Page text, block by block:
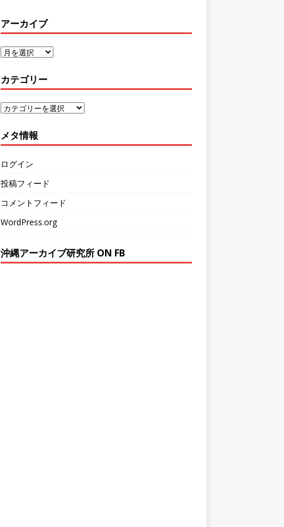
アーカイブ
カテゴリー
メタ情報
ログイン
投稿フィード
コメントフィード
WordPress.org
沖縄アーカイブ研究所 ON FB